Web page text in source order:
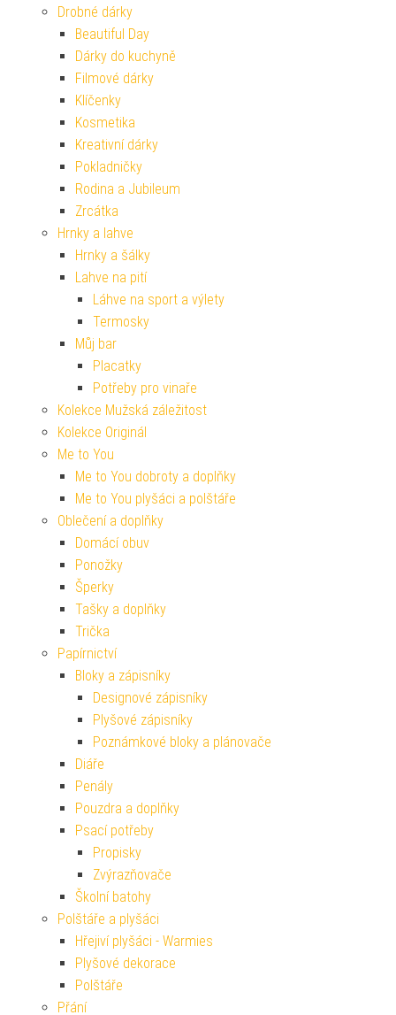
Drobné dárky
Beautiful Day
Dárky do kuchyně
Filmové dárky
Klíčenky
Kosmetika
Kreativní dárky
Pokladničky
Rodina a Jubileum
Zrcátka
Hrnky a lahve
Hrnky a šálky
Lahve na pití
Láhve na sport a výlety
Termosky
Můj bar
Placatky
Potřeby pro vinaře
Kolekce Mužská záležitost
Kolekce Originál
Me to You
Me to You dobroty a doplňky
Me to You plyšáci a polštáře
Oblečení a doplňky
Domácí obuv
Ponožky
Šperky
Tašky a doplňky
Trička
Papírnictví
Bloky a zápisníky
Designové zápisníky
Plyšové zápisníky
Poznámkové bloky a plánovače
Diáře
Penály
Pouzdra a doplňky
Psací potřeby
Propisky
Zvýrazňovače
Školní batohy
Polštáře a plyšáci
Hřejiví plyšáci - Warmies
Plyšové dekorace
Polštáře
Přání